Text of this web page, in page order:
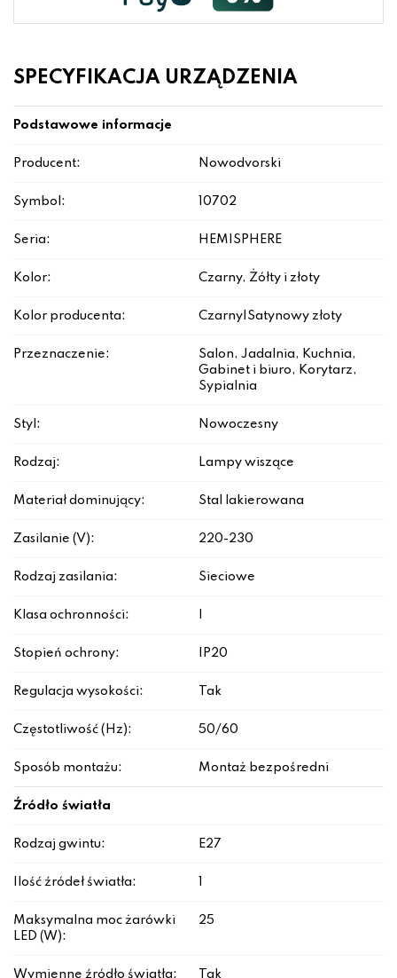
SPECYFIKACJA URZĄDZENIA
Podstawowe informacje
Producent: Nowodvorski
Symbol: 10702
Seria: HEMISPHERE
Kolor: Czarny, Żółty i złoty
Kolor producenta: Czarny|Satynowy złoty
Przeznaczenie:
Salon, Jadalnia, Kuchnia,
Gabinet i biuro, Korytarz,
Sypialnia
Styl: Nowoczesny
Rodzaj: Lampy wiszące
Materiał dominujący: Stal lakierowana
Zasilanie (V): 220-230
Rodzaj zasilania: Sieciowe
Klasa ochronności:
Stopień ochrony: IP20
Regulacja wysokości: Tak
Częstotliwość (Hz): 50/60
Sposób montażu: Montaż bezpośredni
Źródło światła
Rodzaj gwintu: E27
Ilość źródeł światła:
Maksymalna moc żarówki
LED (W):
25
Wymienne źródło światła: Tak